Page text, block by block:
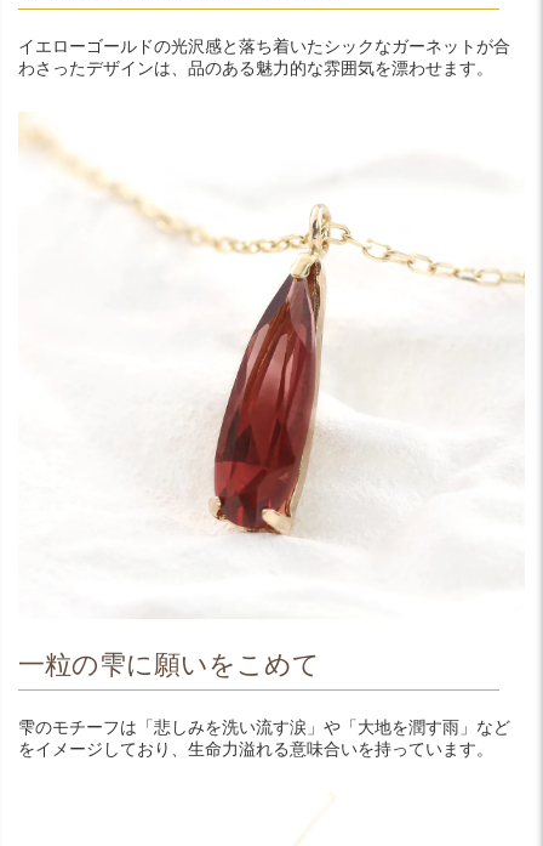
イエローゴールドの光沢感と落ち着いたシックなガーネットが合
わさったデザインは、品のある魅力的な雰囲気を漂わせます。
一粒の雫に願いをこめて
雫のモチーフは「悲しみを洗い流す涙」や「大地を潤す雨」など
をイメージしており、生命力溢れる意味合いを持っています。